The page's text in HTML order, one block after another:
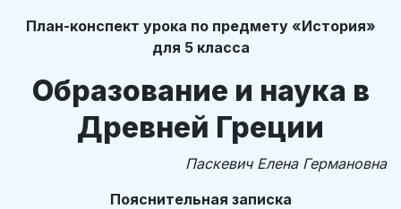
План-конспект урока по предмету «История»
для 5 класса
Образование и наука в
Древней Греции
Паскевич Елена Германовна
Пояснительная записка